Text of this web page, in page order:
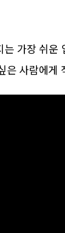
가장 쉬
은 사람에게